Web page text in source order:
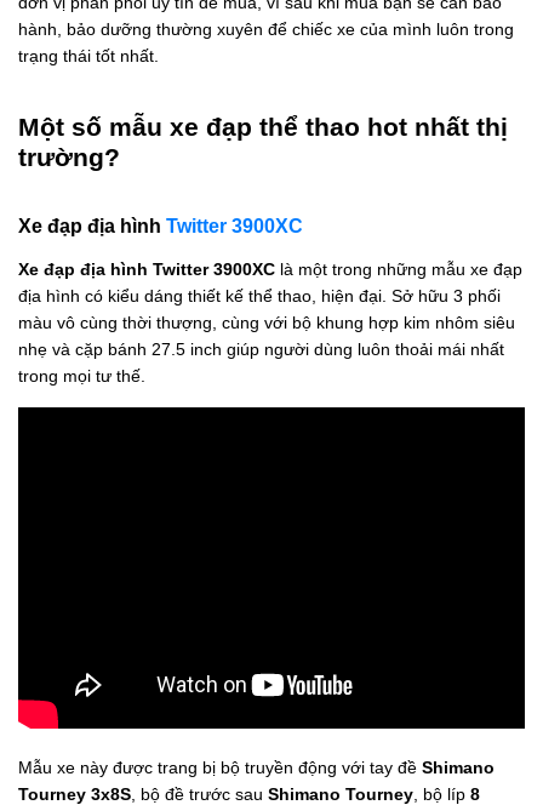
hành, bảo dưỡng thường xuyên để chiếc xe của mình luôn trong
trạng thái tốt nhất.
Một số mẫu xe đạp thể thao hot nhất thị
trường?
Xe đạp địa hình Twitter 3900XC
Xe đạp địa hình Twitter 3900XC là một trong những mẫu xe đạp
địa hình có kiểu dáng thiết kế thể thao, hiện đại. Sở hữu 3 phối
màu vô cùng thời thượng, cùng với bộ khung hợp kim nhôm siêu
nhẹ và cặp bánh 27.5 inch giúp người dùng luôn thoải mái nhất
trong mọi tư thế.
Mẫu xe này được trang bị bộ truyền động với tay đề Shimano
Tourney 3x8S , bộ đề trước sau Shimano Tourney , bộ líp 8